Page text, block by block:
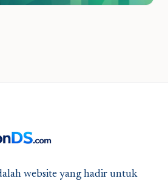
website yang hadir untuk